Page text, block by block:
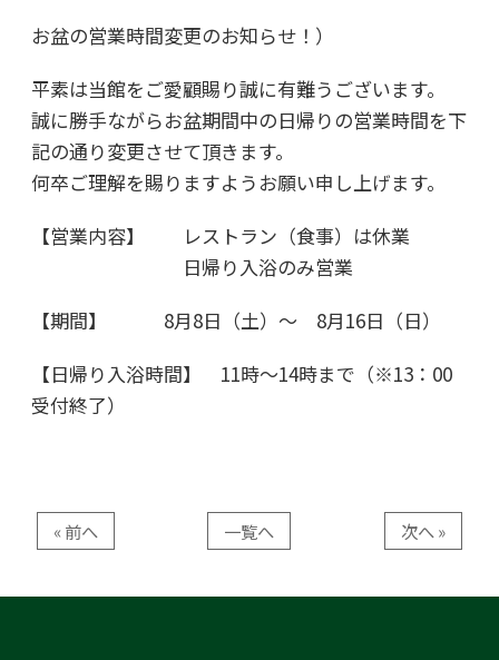
お盆の営業時間変更のお知らせ！）
平素は当館をご愛顧賜り誠に有難うございます。
誠に勝手ながらお盆期間中の日帰りの営業時間を下
記の通り変更させて頂きます。
何卒ご理解を賜りますようお願い申し上げます。
【営業内容】 レストラン（食事）は休業
日帰り入浴のみ営業
【期間】 8月8日（土）～ 8月16日（日）
【日帰り入浴時間】 11時～14時まで（※13：00
受付終了）
« 前へ 一覧へ 次へ »